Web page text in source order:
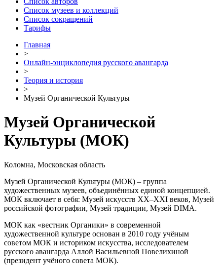
Список музеев и коллекций
Список сокращений
Тарифы
Главная
>
Онлайн-энциклопедия русского авангарда
>
Теория и история
>
Музей Органической Культуры
Музей Органической
Культуры (МОК)
Коломна, Московская область
Музей Органической Культуры (МОК) – группа
художественных музеев, объединённых единой концепцией.
МОК включает в себя: Музей искусств XX–XXI веков, Музей
российской фотографии, Музей традиции, Музей DIMA.
МОК как «вестник Органики» в современной
художественной культуре основан в 2010 году учёным
советом МОК и историком искусства, исследователем
русского авангарда Аллой Васильевной Повелихиной
(президент учёного совета МОК).